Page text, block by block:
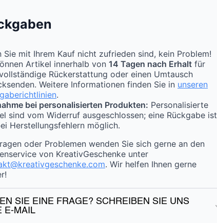
Sie mit Ihrem Kauf nicht zufrieden sind, kein Problem!
Artikel innerhalb von 14 Tagen nach Erhalt für
Rückerstattung oder einen Umtausch
Weitere Informationen finden Sie in unseren
.
bei personalisierten Produkten: Personalisierte
sind vom Widerruf ausgeschlossen; eine Rückgabe ist
Herstellungsfehlern möglich.
oder Problemen wenden Sie sich gerne an den
von KreativGeschenke unter
. Wir helfen Ihnen gerne
SIE EINE FRAGE? SCHREIBEN SIE UNS
E-MAIL